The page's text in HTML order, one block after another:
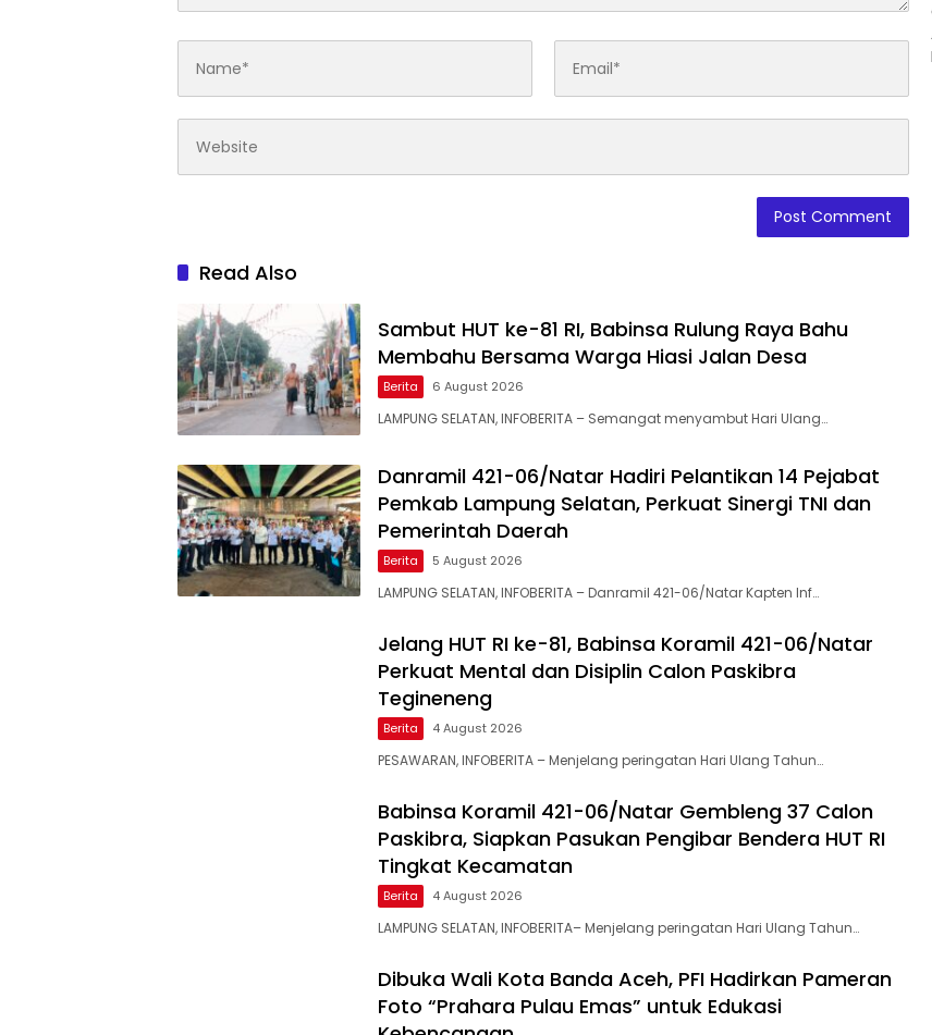
Read Also
Sambut HUT ke-81 RI, Babinsa Rulung Raya Bahu
Membahu Bersama Warga Hiasi Jalan Desa
Berita 6 August 2026
LAMPUNG SELATAN, INFOBERITA – Semangat menyambut Hari Ulang…
Danramil 421-06/Natar Hadiri Pelantikan 14 Pejabat
Pemkab Lampung Selatan, Perkuat Sinergi TNI dan
Pemerintah Daerah
Berita 5 August 2026
LAMPUNG SELATAN, INFOBERITA – Danramil 421-06/Natar Kapten Inf…
Jelang HUT RI ke-81, Babinsa Koramil 421-06/Natar
Perkuat Mental dan Disiplin Calon Paskibra
Tegineneng
Berita 4 August 2026
PESAWARAN, INFOBERITA – Menjelang peringatan Hari Ulang Tahun…
Babinsa Koramil 421-06/Natar Gembleng 37 Calon
Paskibra, Siapkan Pasukan Pengibar Bendera HUT RI
Tingkat Kecamatan
Berita 4 August 2026
LAMPUNG SELATAN, INFOBERITA– Menjelang peringatan Hari Ulang Tahun…
Dibuka Wali Kota Banda Aceh, PFI Hadirkan Pameran
Foto “Prahara Pulau Emas” untuk Edukasi